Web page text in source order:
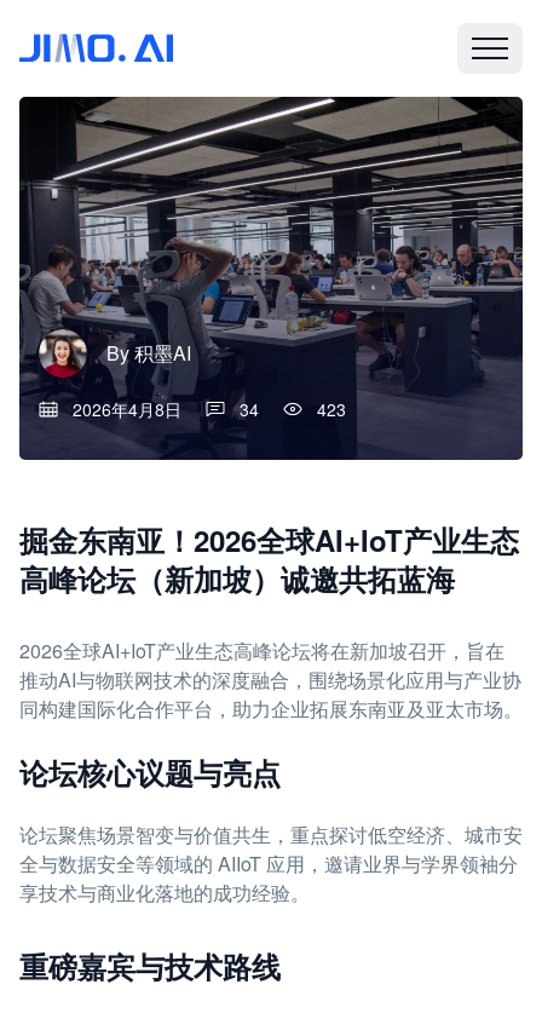
By积墨AI
2026年4月8日 34 423
掘金东南亚！2026全球AI+IoT产业生态
高峰论坛（新加坡）诚邀共拓蓝海
2026全球AI+IoT产业生态高峰论坛将在新加坡召开，旨在
推动AI与物联网技术的深度融合，围绕场景化应用与产业协
同构建国际化合作平台，助力企业拓展东南亚及亚太市场。
论坛核心议题与亮点
论坛聚焦场景智变与价值共生，重点探讨低空经济、城市安
全与数据安全等领域的 AIIoT 应用，邀请业界与学界领袖分
享技术与商业化落地的成功经验。
重磅嘉宾与技术路线